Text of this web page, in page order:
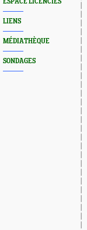
LIENS
MÉDIATHÈQUE
SONDAGES